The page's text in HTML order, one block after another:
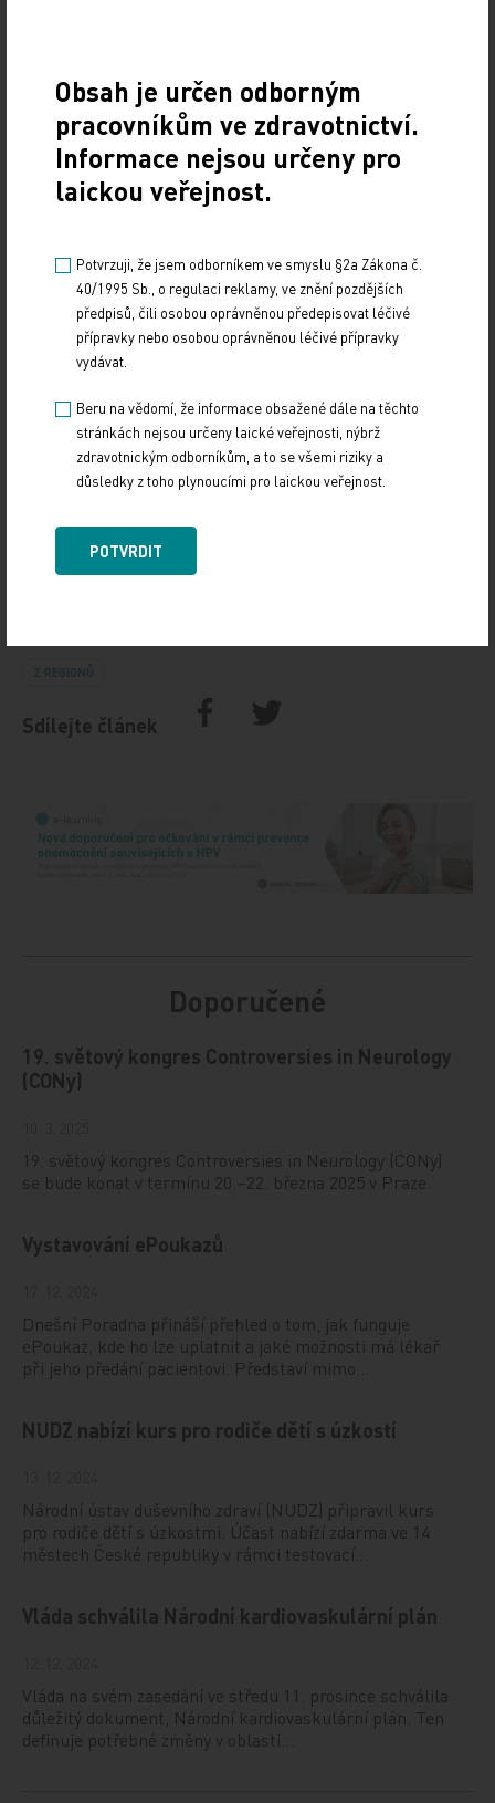
Vystudovala při práci vysokou školu zdravotnickou,
kde nyní působí jako mentor. Kontinuálnímu
vzdělávání sester se věnuje desítky let. Pacienti, o
něž se starala na dialýze, nedají na ni dopustit,
stejně jako její kolegyně a kolegové. Je oblíbená pro
laskavost a ochotu vždy nabídnout pomoc.
Z REGIONŮ
Sdílejte článek
Doporučené
19. světový kongres Controversies in Neurology
(CONy)
19. světový kongres Controversies in Neurology (CONy)
se bude konat v termínu 20.–22. března 2025 v Praze.
Vystavování ePoukazů
Dnešní Poradna přináší přehled o tom, jak funguje
ePoukaz, kde ho lze uplatnit a jaké možnosti má lékař
při jeho předání pacientovi. Představí mimo…
NUDZ nabízí kurs pro rodiče dětí s úzkostí
Národní ústav duševního zdraví (NUDZ) připravil kurs
pro rodiče dětí s úzkostmi. Účast nabízí zdarma ve 14
městech České republiky v rámci testovací…
Vláda schválila Národní kardiovaskulární plán
Vláda na svém zasedání ve středu 11. prosince schválila
důležitý dokument, Národní kardiovaskulární plán. Ten
definuje potřebné změny v oblasti…
Obsah je určen odborným
pracovníkům ve zdravotnictví.
Informace nejsou určeny pro
laickou veřejnost.
Potvrzuji, že jsem odborníkem ve smyslu §2a Zákona č.
40/1995 Sb., o regulaci reklamy, ve znění pozdějších
předpisů, čili osobou oprávněnou předepisovat léčivé
přípravky nebo osobou oprávněnou léčivé přípravky
vydávat.
Beru na vědomí, že informace obsažené dále na těchto
stránkách nejsou určeny laické veřejnosti, nýbrž
zdravotnickým odborníkům, a to se všemi riziky a
důsledky z toho plynoucími pro laickou veřejnost.
POTVRDIT